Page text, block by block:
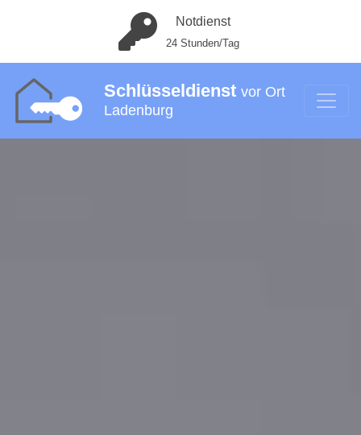
Notdienst
24 Stunden/Tag
Schlüsseldienst vor Ort
Ladenburg